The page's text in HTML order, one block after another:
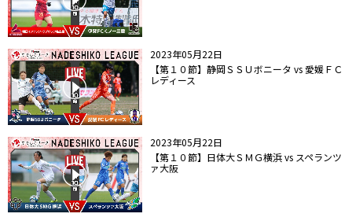
2023年05月22日
【第１０節】静岡ＳＳＵボニータ vs 愛媛ＦＣ
レディース
2023年05月22日
【第１０節】日体大ＳＭＧ横浜 vs スペランツ
ァ大阪